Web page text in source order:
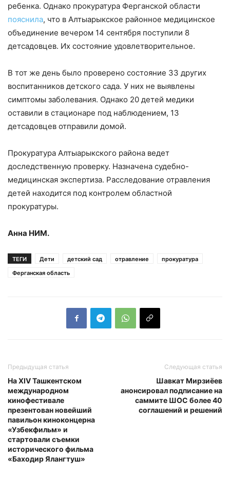
ребенка. Однако прокуратура Ферганской области
пояснила, что в Алтыарыкское районное медицинское
объединение вечером 14 сентября поступили 8
детсадовцев. Их состояние удовлетворительное.
В тот же день было проверено состояние 33 других
воспитанников детского сада. У них не выявлены
симптомы заболевания. Однако 20 детей медики
оставили в стационаре под наблюдением, 13
детсадовцев отправили домой.
Прокуратура Алтыарыкского района ведет
доследственную проверку. Назначена судебно-
медицинская экспертиза. Расследование отравления
детей находится под контролем областной
прокуратуры.
Анна НИМ.
ТЕГИ Дети детский сад отравление
прокуратура
Ферганская область
Предыдущая статья
На XIV Ташкентском
международном
кинофестивале
презентован новейший
павильон киноконцерна
«Узбекфильм» и
стартовали съемки
исторического фильма
«Баходир Ялангтуш»
Следующая статья
Шавкат Мирзиёев
анонсировал подписание на
саммите ШОС более 40
соглашений и решений